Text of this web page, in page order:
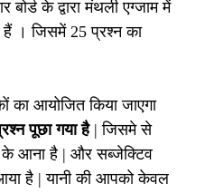
के द्वारा मंथली एग्जाम में
। जिसमें 25 प्रश्न का
का आयोजित किया जाएगा
पूछा गया है| जिसमे से
के आना है | और सब्जेक्टिव
है | यानी की आपको केवल